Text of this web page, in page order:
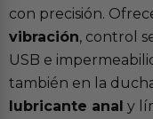
con precisión.
vibración, control
USB e
también en la
lubricante anal y